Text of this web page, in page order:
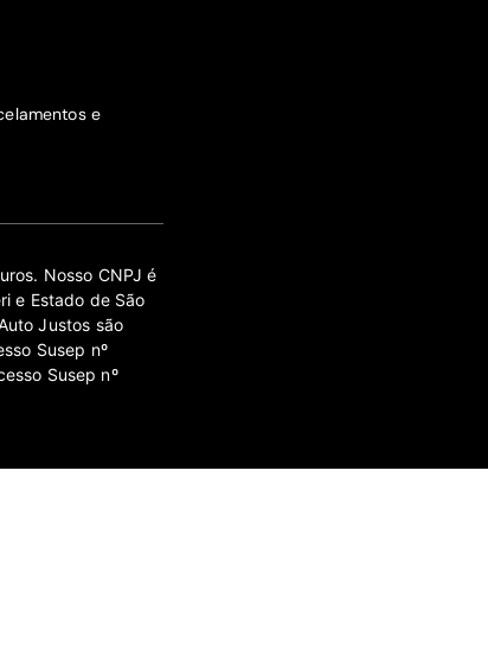
e
Nosso CNPJ é
e Estado de São
Justos são
Susep nº
Susep nº